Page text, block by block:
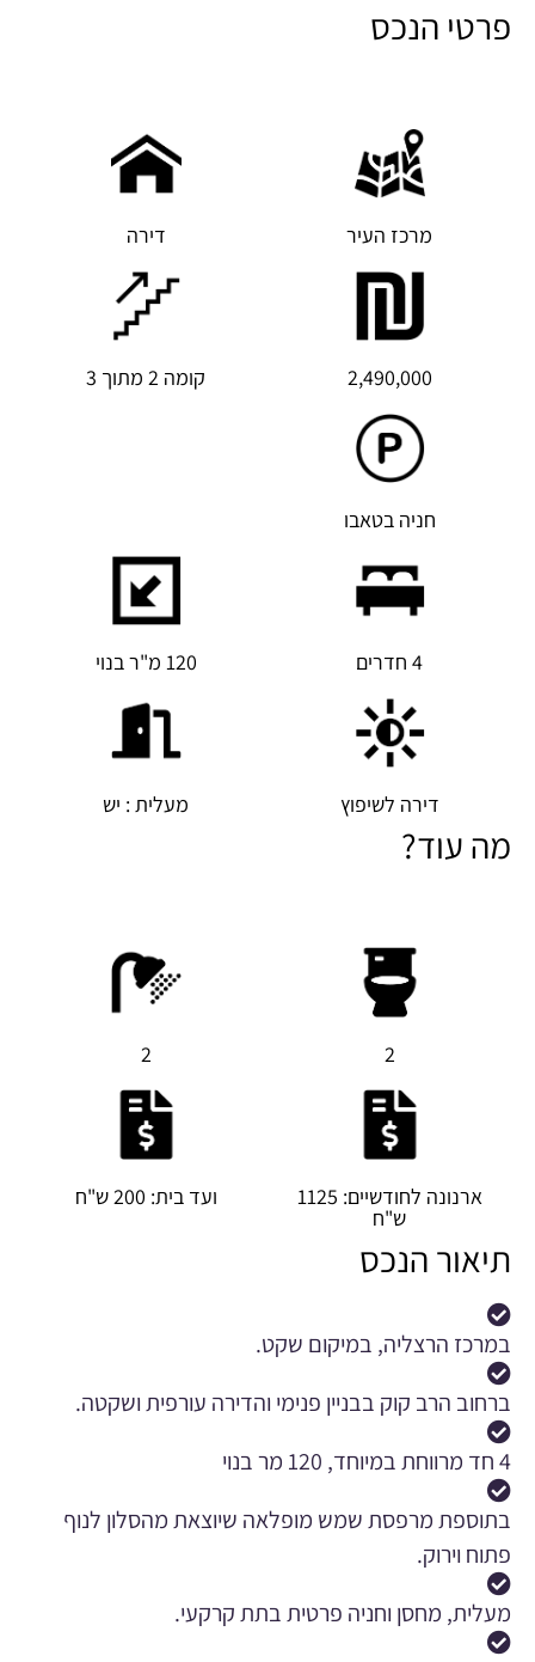
פרטי הנכס
מרכז העיר דירה
2,490,000 קומה 2 מתוך 3
חניה בטאבו
4 חדרים 120 מ"ר בנוי
דירה לשיפוץ מעלית : יש
מה עוד?
2
2
ארנונה לחודשיים: 1125
ש"ח
ועד בית: 200 ש"ח
תיאור הנכס
במרכז הרצליה, במיקום שקט.
ברחוב הרב קוק בבניין פנימי והדירה עורפית ושקטה.
4 חד מרווחת במיוחד, 120 מר בנוי
בתוספת מרפסת שמש מופלאה שיוצאת מהסלון לנוף
פתוח וירוק.
מעלית, מחסן וחניה פרטית בתת קרקעי.